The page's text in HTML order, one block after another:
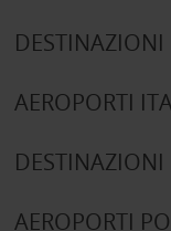
AEROPORTI
DESTINAZIONI
AEROPORTI